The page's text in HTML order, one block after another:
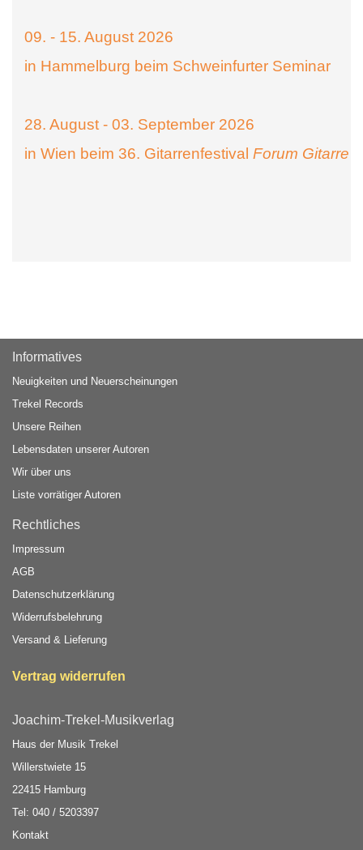
09. - 15. August 2026
in Hammelburg beim Schweinfurter Seminar
28. August - 03. September 2026
in Wien beim 36. Gitarrenfestival Forum Gitarre
Informatives
Neuigkeiten und Neuerscheinungen
Trekel Records
Unsere Reihen
Lebensdaten unserer Autoren
Wir über uns
Liste vorrätiger Autoren
Rechtliches
Impressum
AGB
Datenschutzerklärung
Widerrufsbelehrung
Versand & Lieferung
Vertrag widerrufen
Joachim-Trekel-Musikverlag
Haus der Musik Trekel
Willerstwiete 15
22415 Hamburg
Tel: 040 / 5203397
Kontakt